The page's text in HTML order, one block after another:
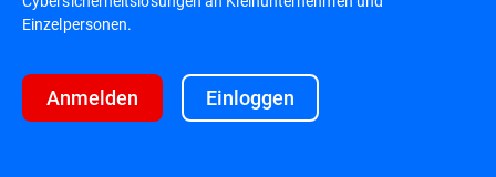
Einzelpersonen.
Anmelden Einloggen